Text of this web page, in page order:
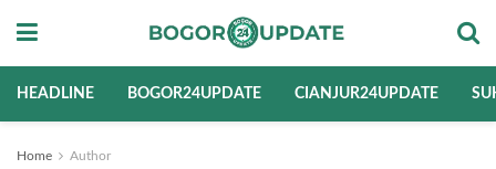
HEADLINE BOGOR24UPDATE CIANJUR24UPDATE
Home Author